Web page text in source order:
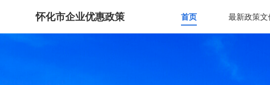
怀化市企业优惠政策 首页 最新政策文